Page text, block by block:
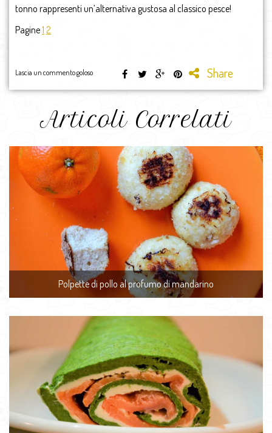
tonno rappresenti un’alternativa gustosa al classico pesce!
Pagine1 2
Lascia un commento goloso Share
Articoli Correlati
Polpette di pollo al profumo di mandarino